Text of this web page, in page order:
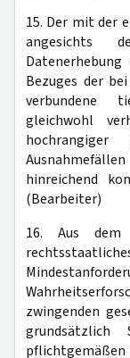
15. Der mit der
angesichts
Bezuges der
verbundene
gleichwohl
hinreichend
(Bearbeiter)
16. Aus dem
zwingenden